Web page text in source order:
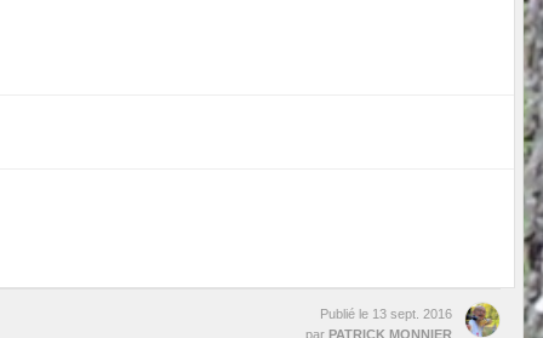
Publié le 13 sept. 2016
par PATRICK MONNIER